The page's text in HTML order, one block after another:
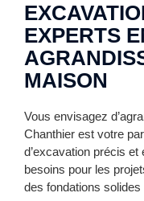
EXPERTS
MAISON
Vous envisagez
Chanthier est votre
d’excavation précis
besoins pour les
des fondations